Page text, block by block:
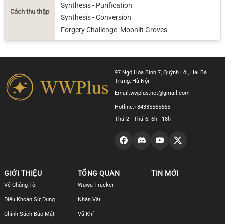
Cách thu thập
Synthesis - Purification
Synthesis - Conversion
Forgery Challenge: Moonlit Groves
97 Ngõ Hòa Bình 7, Quỳnh Lôi, Hai Bà
Trưng, Hà Nội
Email:wwplus.net@gmail.com
Hotline:+84335565665
Thứ 2 - Thứ 6: 6h - 18h
GIỚI THIỆU
Về Chúng Tôi
Điều Khoản Sử Dụng
Chính Sách Bảo Mật
TỔNG QUAN
Wuwa Tracker
Nhân Vật
Vũ Khí
TIN MỚI